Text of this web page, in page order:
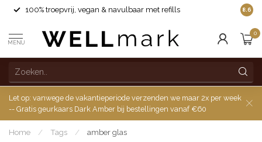
100% troepvrij, vegan & navulbaar met refills 8.6
MENU
0
Let op: vanwege de vakantieperiode verzenden we maar 2x per week
-- Gratis geurkaars Dark Amber bij bestellingen vanaf €60
Home / Tags / amber glas